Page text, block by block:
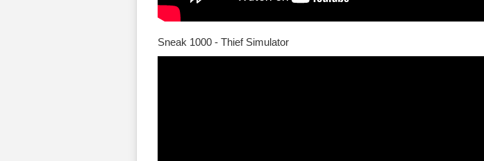
Sneak 1000 - Thief Simulator